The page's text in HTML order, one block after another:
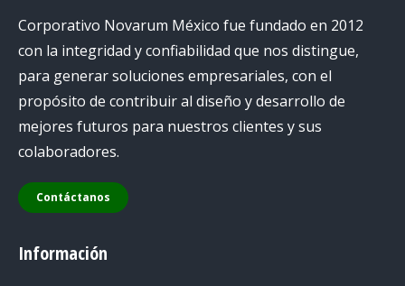
Corporativo Novarum México fue fundado en 2012
con la integridad y confiabilidad que nos distingue,
para generar soluciones empresariales, con el
propósito de contribuir al diseño y desarrollo de
mejores futuros para nuestros clientes y sus
colaboradores.
Contáctanos
Información